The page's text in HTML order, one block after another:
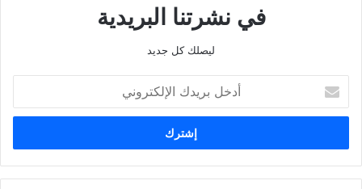
في نشرتنا البريدية
ليصلك كل جديد
بريدك
الإلكتروني